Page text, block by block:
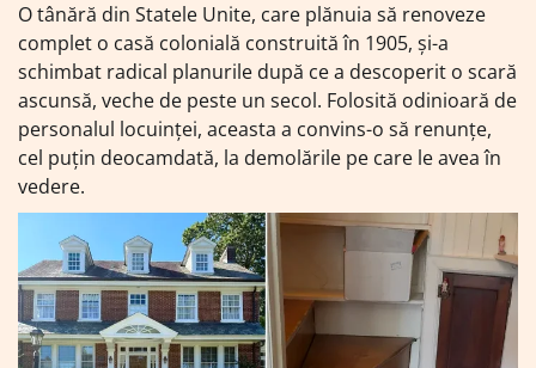
O tânără din Statele Unite, care plănuia să renoveze
complet o casă colonială construită în 1905, și-a
schimbat radical planurile după ce a descoperit o scară
ascunsă, veche de peste un secol. Folosită odinioară de
personalul locuinței, aceasta a convins-o să renunțe,
cel puțin deocamdată, la demolările pe care le avea în
vedere.